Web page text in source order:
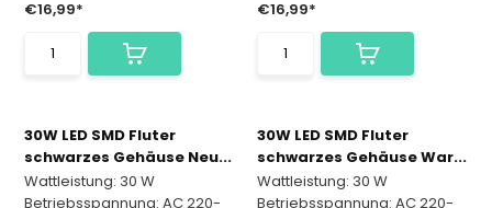
€16,99*
30W LED SMD Fluter
schwarzes Gehäuse Neu...
Wattleistung: 30 W
Betriebsspannung: AC 220-
€16,99*
30W LED SMD Fluter
schwarzes Gehäuse War...
Wattleistung: 30 W
Betriebsspannung: AC 220-